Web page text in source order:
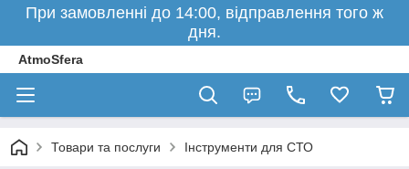
При замовленні до 14:00, відправлення того ж
дня.
AtmoSfera
Товари та послуги Інструменти для СТО